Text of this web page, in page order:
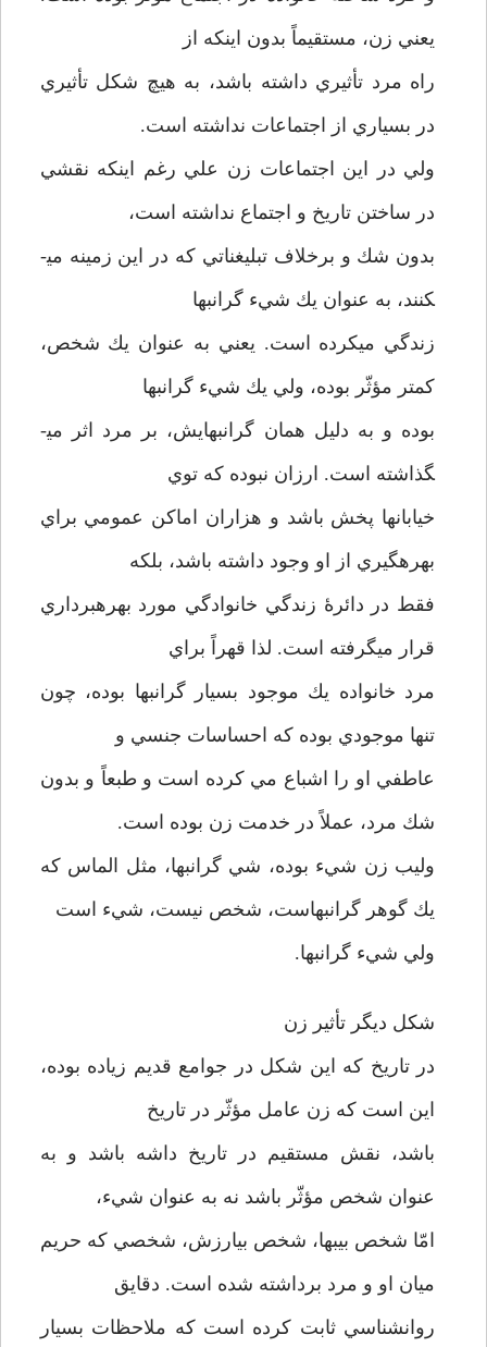
يعني زن، مستقيماً بدون اينكه از
راه مرد تأثيري داشته باشد، به هيچ شكل تأثيري
در بسياري از اجتماعات نداشته است.
ولي در اين اجتماعات زن علي رغم اينكه نقشي
در ساختن تاريخ و اجتماع نداشته است،
بدون شك و برخلاف تبليغناتي كه در اين زمينه مي­
كنند، به عنوان يك شيء گرانبها
زندگي مي­كرده است. يعني به عنوان يك شخص،
كمتر مؤثّر بوده، ولي يك شيء گرانبها
بوده و به دليل همان گرانبهايش، بر مرد اثر مي­
گذاشته است. ارزان نبوده كه توي
خيابانها پخش باشد و هزاران اماكن عمومي براي
بهره­گيري از او وجود داشته باشد، ‌بلكه
فقط در دائرۀ زندگي خانوادگي مورد بهره­برداري
قرار مي­گرفته است. لذا قهراً براي
مرد خانواده يك موجود بسيار گرانبها بوده، چون
تنها موجودي بوده كه احساسات جنسي و
عاطفي او را اشباع مي كرده است و طبعاً و بدون
شك مرد، عملاً در خدمت زن بوده است.
وليب زن شيء بوده، شي گرانبها، مثل الماس كه
يك گوهر گرانبهاست، شخص نيست، شيء است
ولي شيء گرانبها.
شكل ديگر تأثير زن
در تاريخ كه اين شكل در جوامع قديم زياده بوده،
اين است كه زن عامل مؤثّر در تاريخ
باشد، نقش مستقيم در تاريخ داشه باشد و به
عنوان شخص مؤثّر باشد نه به عنوان شيء،
امّا شخص بي­بها، شخص بي­ارزش، شخصي كه حريم
ميان او و مرد برداشته شده است. دقايق
روانشناسي ثابت كرده است كه ملاحظات بسيار